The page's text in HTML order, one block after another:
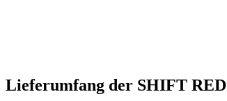
Lieferumfang der SHIFT RED